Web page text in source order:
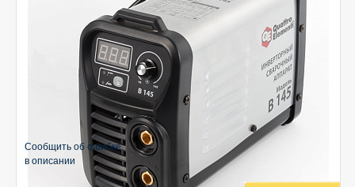
Сообщить об ошибке
в описании